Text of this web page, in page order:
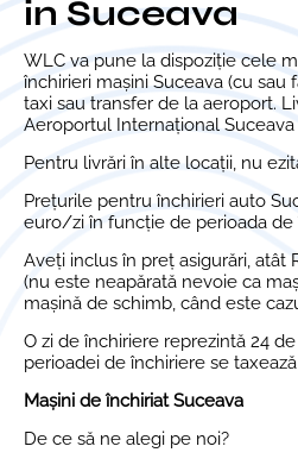
in Suceava
WLC va pune la dispoziție cele
închirieri mașini Suceava (cu sau
taxi sau transfer de la aeroport.
Aeroportul Internațional
Pentru livrări în alte locații, nu
Prețurile pentru închirieri auto
euro/zi în funcție de perioada de
Aveți inclus în preț asigurări, atât
(nu este neapărată nevoie ca
mașină de schimb, când este
O zi de închiriere reprezintă 24
perioadei de închiriere se
Mașini de închiriat Suceava
De ce să ne alegi pe noi?